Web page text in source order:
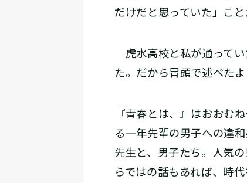
だけだと思っていた」こ
虎水高校と私が通って
た。だから冒頭で述べた
『青春とは、』はおおむ
る一年先輩の男子への違
先生と、男子たち。人気
らではの話もあれば、時